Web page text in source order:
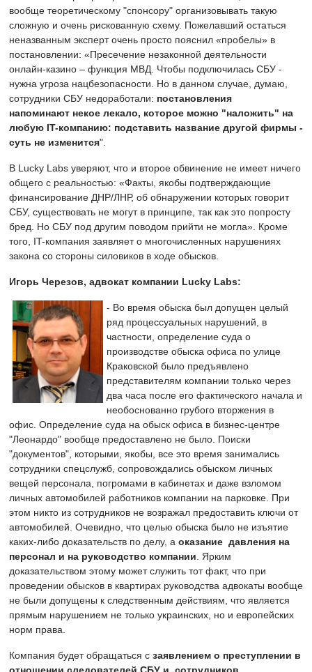
вообще теоретическому "спонсору" организовывать такую
сложную и очень рискованную схему. Пожелавший остаться
неназванным эксперт очень просто пояснил «пробелы» в
постановлении: «Пресечение незаконной деятельности
онлайн-казино – функция МВД. Чтобы подключилась СБУ -
нужна угроза нацбезопасности. Но в данном случае, думаю,
сотрудники СБУ недоработали: постановления
напоминают некое лекало, которое можно "наложить" на
любую IT-компанию: подставить название другой фирмы -
суть не изменится".
В Lucky Labs уверяют, что и второе обвинение не имеет ничего
общего с реальностью: «Факты, якобы подтверждающие
финансирование ДНР/ЛНР, об обнаружении которых говорит
СБУ, существовать не могут в принципе, так как это попросту
бред. Но СБУ под другим поводом прийти не могла». Кроме
того, IT-компания заявляет о многочисленных нарушениях
закона со стороны силовиков в ходе обысков.
Игорь Черезов, адвокат компании Lucky Labs:
- Во время обыска был допущен целый
ряд процессуальных нарушений, в
частности, определение суда о
производстве обыска офиса по улице
Краковской было предъявлено
представителям компании только через
два часа после его фактического начала и
необоснованно грубого вторжения в
офис. Определение суда на обыск офиса в бизнес-центре
"Леонардо" вообще предоставлено не было. Поиски
"документов", которыми, якобы, все это время занимались
сотрудники спецслужб, сопровождались обыском личных
вещей персонала, погромами в кабинетах и даже взломом
личных автомобилей работников компании на парковке. При
этом никто из сотрудников не возражал предоставить ключи от
автомобилей. Очевидно, что целью обыска было не изъятие
каких-либо доказательств по делу, а оказание давления на
персонал и на руководство компании . Ярким
доказательством этому может служить тот факт, что при
проведении обысков в квартирах руководства адвокаты вообще
не были допущены к следственным действиям, что является
прямым нарушением не только украинских, но и европейских
норм права.
Компания будет обращаться с заявлением о преступлении в
отношении следователей СБУ и сотрудников